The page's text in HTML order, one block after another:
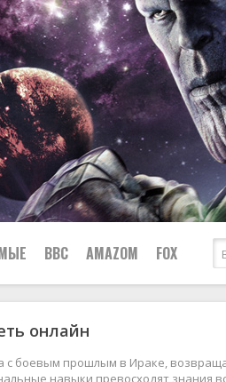
Военные
BBC AMAZOM FOX
онлайн
с боевым прошлым в Ираке,
навыки превосходят знания